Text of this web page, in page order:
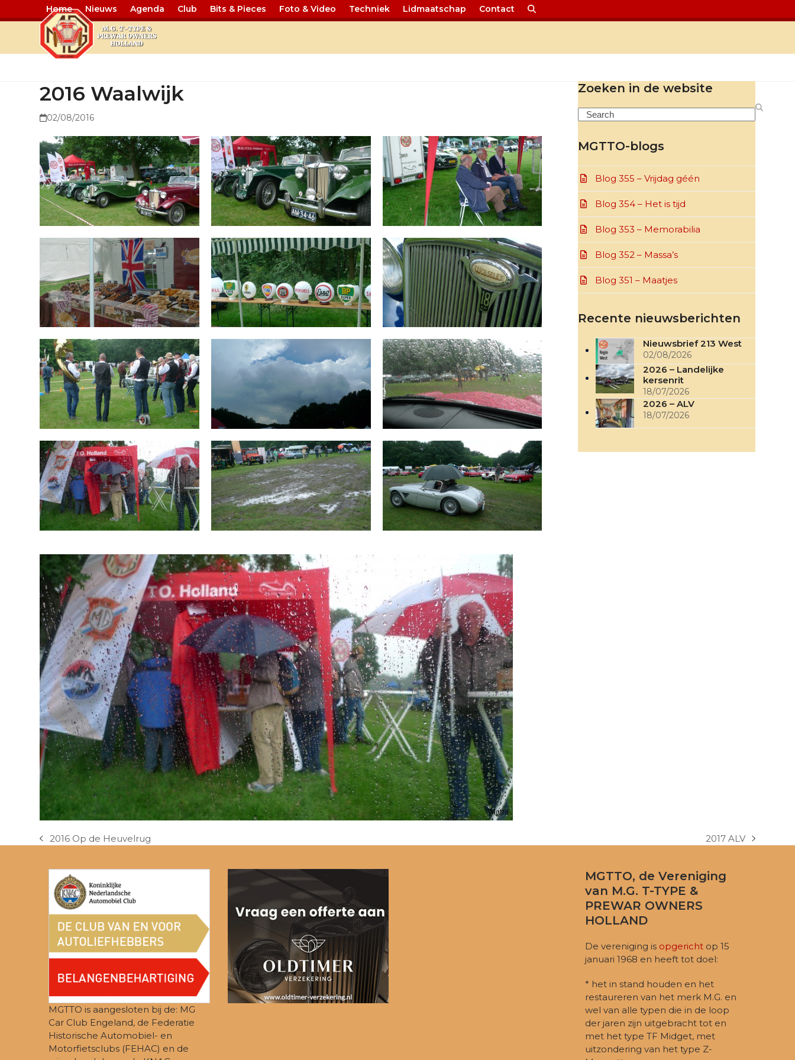
Home Nieuws Agenda Club Bits & Pieces Foto & Video Techniek Lidmaatschap Contact
2016 Waalwijk
02/08/2016
Zoeken in de website
Search
MGTTO-blogs
Blog 355 – Vrijdag géén
Blog 354 – Het is tijd
Blog 353 – Memorabilia
Blog 352 – Massa’s
Blog 351 – Maatjes
Recente nieuwsberichten
Nieuwsbrief 213 West
02/08/2026
2026 – Landelijke
kersenrit
18/07/2026
2026 – ALV
18/07/2026
previous
2016 Op de Heuvelrug
next
2017 ALV
MGTTO is aangesloten bij de: MG
Car Club Engeland, de Federatie
Historische Automobiel- en
Motorfietsclubs (FEHAC) en de
MGTTO, de Vereniging
van M.G. T-TYPE &
PREWAR OWNERS
HOLLAND
De vereniging is opgericht op 15
januari 1968 en heeft tot doel:
* het in stand houden en het
restaureren van het merk M.G. en
wel van alle typen die in de loop
der jaren zijn uitgebracht tot en
met het type TF Midget, met
uitzondering van het type Z-